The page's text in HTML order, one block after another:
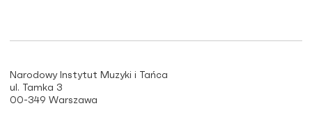
Narodowy Instytut Muzyki i Tańca
ul. Tamka 3
00-349 Warszawa